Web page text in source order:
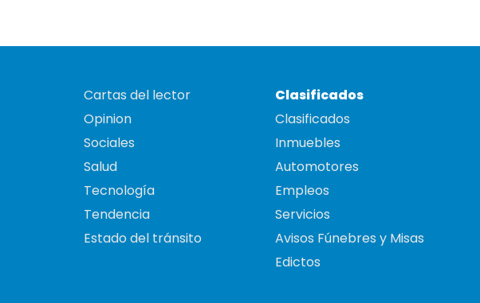
Cartas del lector
Opinion
Sociales
Salud
Tecnología
Tendencia
Estado del tránsito
Clasificados
Clasificados
Inmuebles
Automotores
Empleos
Servicios
Avisos Fúnebres y Misas
Edictos